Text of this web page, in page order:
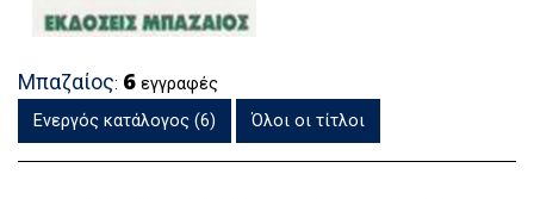
Μπαζαίος: 6 εγγραφές
Ενεργός κατάλογος (6)
Όλοι οι τίτλοι